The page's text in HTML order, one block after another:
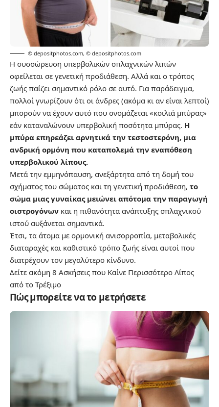
© depositphotos.com, © depositphotos.com
Η συσσώρευση υπερβολικών σπλαχνικών λιπών
οφείλεται σε γενετική προδιάθεση. Αλλά και ο τρόπος
ζωής παίζει σημαντικό ρόλο σε αυτό. Για παράδειγμα,
πολλοί γνωρίζουν ότι οι άνδρες (ακόμα κι αν είναι λεπτοί)
μπορούν να έχουν αυτό που ονομάζεται «κοιλιά μπύρας»
εάν καταναλώνουν υπερβολική ποσότητα μπύρας. Η
μπύρα επηρεάζει αρνητικά την τεστοστερόνη, μια
ανδρική ορμόνη που καταπολεμά την εναπόθεση
υπερβολικού λίπους.
Μετά την εμμηνόπαυση, ανεξάρτητα από τη δομή του
σχήματος του σώματος και τη γενετική προδιάθεση, το
σώμα μιας γυναίκας μειώνει απότομα την παραγωγή
οιστρογόνων και η πιθανότητα ανάπτυξης σπλαχνικού
ιστού αυξάνεται σημαντικά.
Έτσι, τα άτομα με ορμονική ανισορροπία, μεταβολικές
διαταραχές και καθιστικό τρόπο ζωής είναι αυτοί που
διατρέχουν τον μεγαλύτερο κίνδυνο.
Δείτε ακόμη 8 Ασκήσεις που Καίνε Περισσότερο Λίπος
από το Τρέξιμο
Πώς μπορείτε να το μετρήσετε